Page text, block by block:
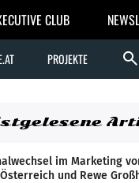
CLUB
PROJEKTE search
im Marketing
und Rewe